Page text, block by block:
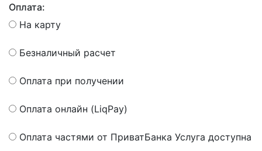
Оплата:
На карту
Безналичный расчет
Оплата при получении
Оплата онлайн (LiqPay)
Оплата частями от ПриватБанка Услуга доступна